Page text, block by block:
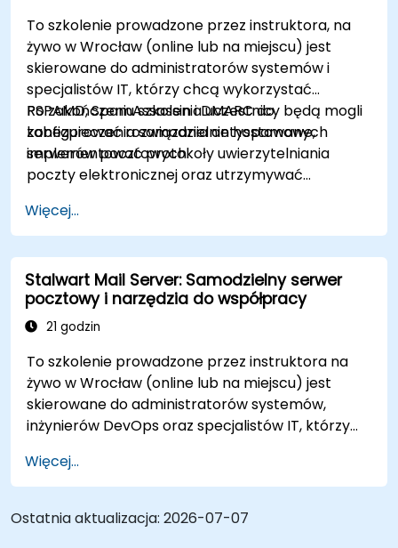
To szkolenie prowadzone przez instruktora, na
żywo w Wrocław (online lub na miejscu) jest
skierowane do administratorów systemów i
specjalistów IT, którzy chcą wykorzystać
RSPAMD, SpamAssassin i DMARC do
zabezpieczenia samodzielnie hostowanych
serwerów pocztowych.
Po zakończeniu szkolenia uczestnicy będą mogli
konfigurować rozwiązania antyspamowe,
implementować protokoły uwierzytelniania
poczty elektronicznej oraz utrzymywać
Więcej...
Stalwart Mail Server: Samodzielny serwer
pocztowy i narzędzia do współpracy
21 godzin
To szkolenie prowadzone przez instruktora na
żywo w Wrocław (online lub na miejscu) jest
skierowane do administratorów systemów,
inżynierów DevOps oraz specjalistów IT, którzy
serwerem pocztowym Stalwart w celu
samodzielnego hostowania poczty
elektronicznej i narzędzi do współpracy.
Więcej...
Ostatnia aktualizacja: 2026-07-07